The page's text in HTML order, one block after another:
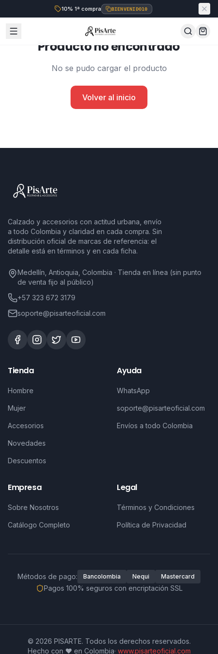
10% 1ª compra BIENVENIDO10
Producto no encontrado
No se pudo cargar el producto
Volver al inicio
Calzado y accesorios con actitud urbana, envío
a todo Colombia y claridad en cada compra. Sin
distribución oficial de marcas de referencia: el
detalle está en términos y en cada ficha.
Medellín, Antioquia, Colombia · Tienda en línea (sin punto
de venta fijo al público)
+57 323 672 3179
soporte@pisarteoficial.com
Tienda
Hombre
Mujer
Accesorios
Novedades
Descuentos
Ayuda
WhatsApp
soporte@pisarteoficial.com
Envíos a todo Colombia
Empresa
Sobre Nosotros
Catálogo Completo
Legal
Términos y Condiciones
Política de Privacidad
Métodos de pago: Bancolombia Nequi Mastercard
Pagos 100% seguros con encriptación SSL
© 2026 PISARTE. Todos los derechos reservados.
Hecho con ❤️ en Colombia· www.pisarteoficial.com